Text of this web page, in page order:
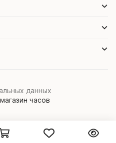
часов
данных